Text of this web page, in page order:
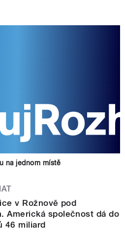
na jednom místě
v Rožnově pod
Americká společnost dá do
46 miliard